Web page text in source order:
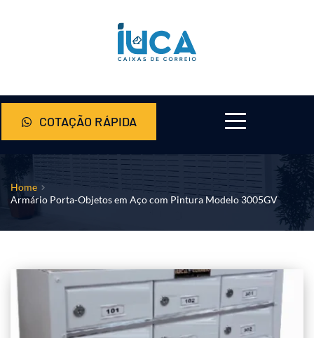
COTAÇÃO RÁPIDA
Home
Armário Porta-Objetos em Aço com Pintura Modelo 3005GV